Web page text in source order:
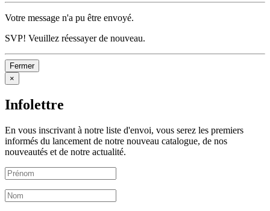
Votre message n'a pu être envoyé.
SVP! Veuillez réessayer de nouveau.
Fermer
×
Infolettre
En vous inscrivant à notre liste d'envoi, vous serez les premiers
informés du lancement de notre nouveau catalogue, de nos
nouveautés et de notre actualité.